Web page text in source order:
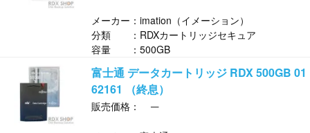
メーカー：imation（イメーション）
分類 ：RDXカートリッジセキュア
容量 ：500GB
富士通 データカートリッジ RDX 500GB 01
62161 （終息）
販売価格： ─